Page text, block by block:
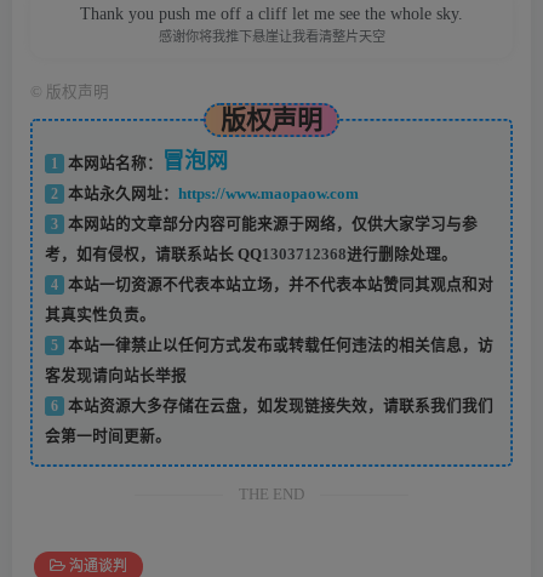
Thank you push me off a cliff let me see the whole sky.
感谢你将我推下悬崖让我看清整片天空
版权声明
版权声明
1 本网站名称： 冒泡网
2 本站永久网址： https://www.maopaow.com
3
本网站的文章部分内容可能来源于网络，仅供大家学习与参
考，如有侵权，请联系站长 QQ1303712368进行删除处理。
4
本站一切资源不代表本站立场，并不代表本站赞同其观点和对
其真实性负责。
5
本站一律禁止以任何方式发布或转载任何违法的相关信息，访
客发现请向站长举报
6
本站资源大多存储在云盘，如发现链接失效，请联系我们我们
会第一时间更新。
THE END
沟通谈判